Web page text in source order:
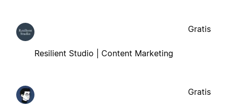
Resilient Studio | Content Marketing
Gratis
Gratis